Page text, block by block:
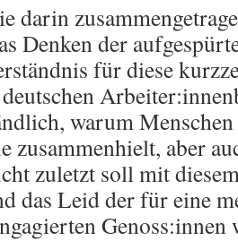
darin
Denken der
für diese
warum
zusammenhielt, aber
zuletzt soll mit
das Leid der für eine
Genoss:innen